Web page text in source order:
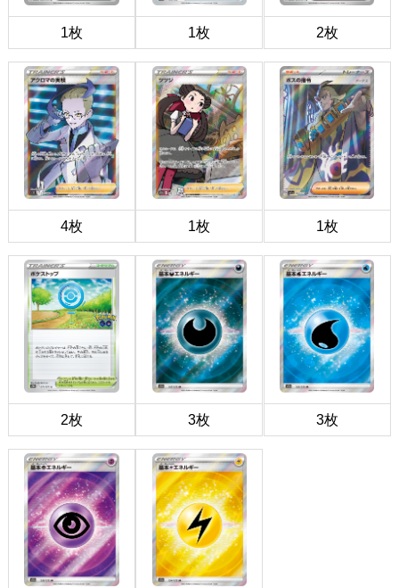
1枚 1枚 2枚
4枚 1枚 1枚
2枚 3枚 3枚